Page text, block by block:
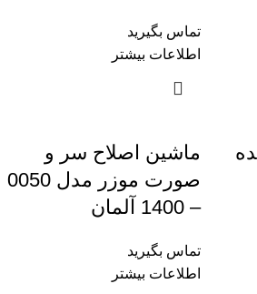
تماس بگیرید
اطلاعات بیشتر
ماشين اصلاح سر و
صورت موزر مدل 0050
– 1400 آلمان
تماس بگیرید
اطلاعات بیشتر